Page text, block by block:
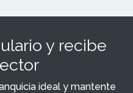
y recibe
ideal y mantente